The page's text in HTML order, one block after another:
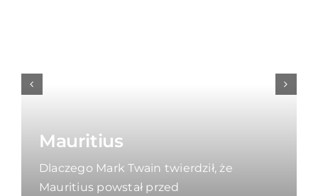
Mauritius
Dlaczego Mark Twain twierdził, że
Mauritius powstał przed